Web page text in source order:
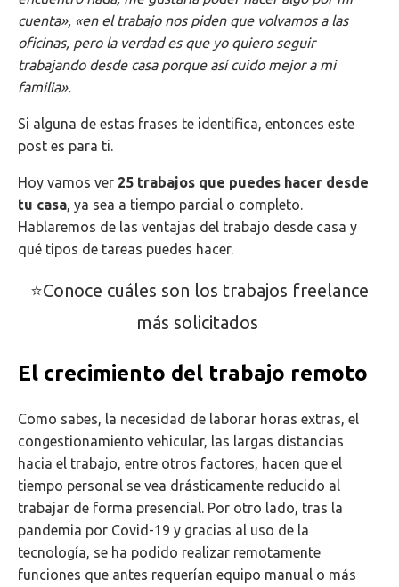
cuenta», «en el trabajo nos piden que volvamos a las
oficinas, pero la verdad es que yo quiero seguir
trabajando desde casa porque así cuido mejor a mi
familia».
Si alguna de estas frases te identifica, entonces este
post es para ti.
Hoy vamos ver 25 trabajos que puedes hacer desde
tu casa, ya sea a tiempo parcial o completo.
Hablaremos de las ventajas del trabajo desde casa y
qué tipos de tareas puedes hacer.
⭐Conoce cuáles son los trabajos freelance
más solicitados
El crecimiento del trabajo remoto
Como sabes, la necesidad de laborar horas extras, el
congestionamiento vehicular, las largas distancias
hacia el trabajo, entre otros factores, hacen que el
tiempo personal se vea drásticamente reducido al
trabajar de forma presencial. Por otro lado, tras la
pandemia por Covid-19 y gracias al uso de la
tecnología, se ha podido realizar remotamente
funciones que antes requerían equipo manual o más